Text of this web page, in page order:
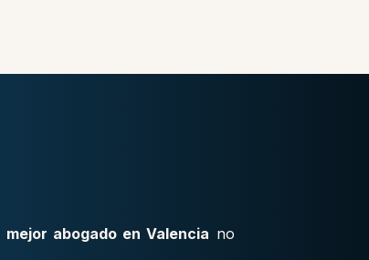
mejor abogado en Valencia no